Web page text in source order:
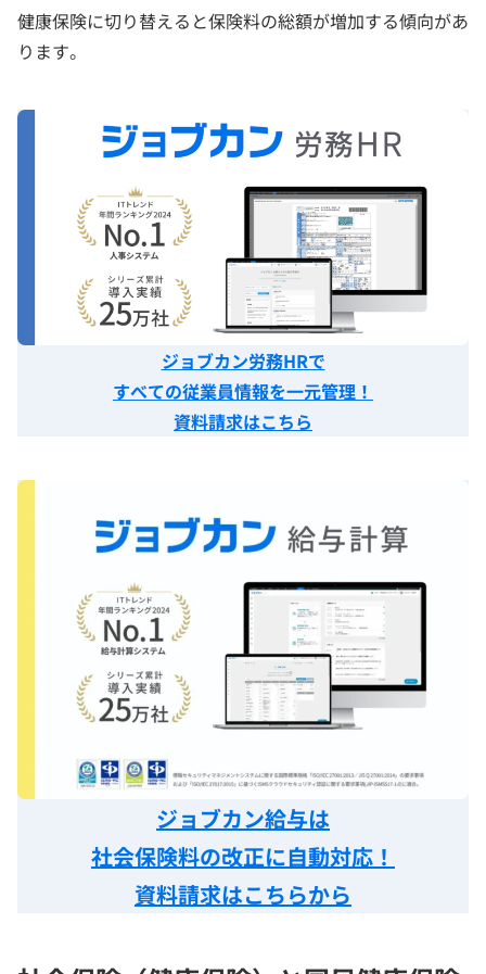
健康保険に切り替えると保険料の総額が増加する傾向があ
ります。
ジョブカン労務HRで
すべての従業員情報を一元管理！
資料請求はこちら
ジョブカン給与は
社会保険料の改正に自動対応！
資料請求はこちらから